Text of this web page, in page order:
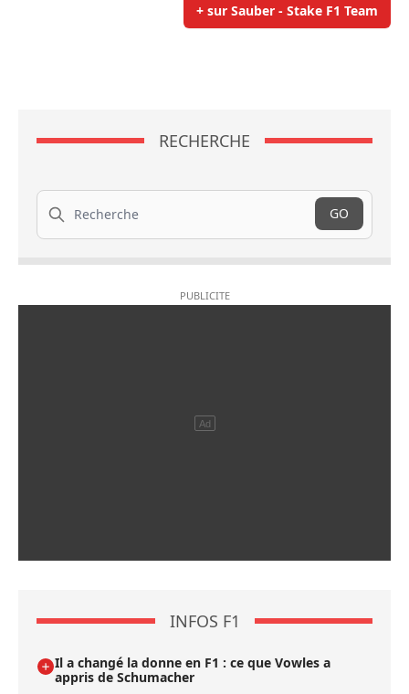
+ sur Sauber - Stake F1 Team
RECHERCHE
Recherche
GO
INFOS F1
Il a changé la donne en F1 : ce que Vowles a
appris de Schumacher